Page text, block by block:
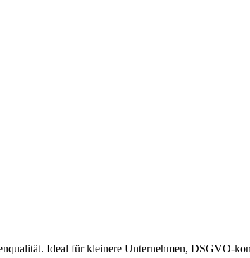
Ideal für kleinere Unternehmen, DSGVO-